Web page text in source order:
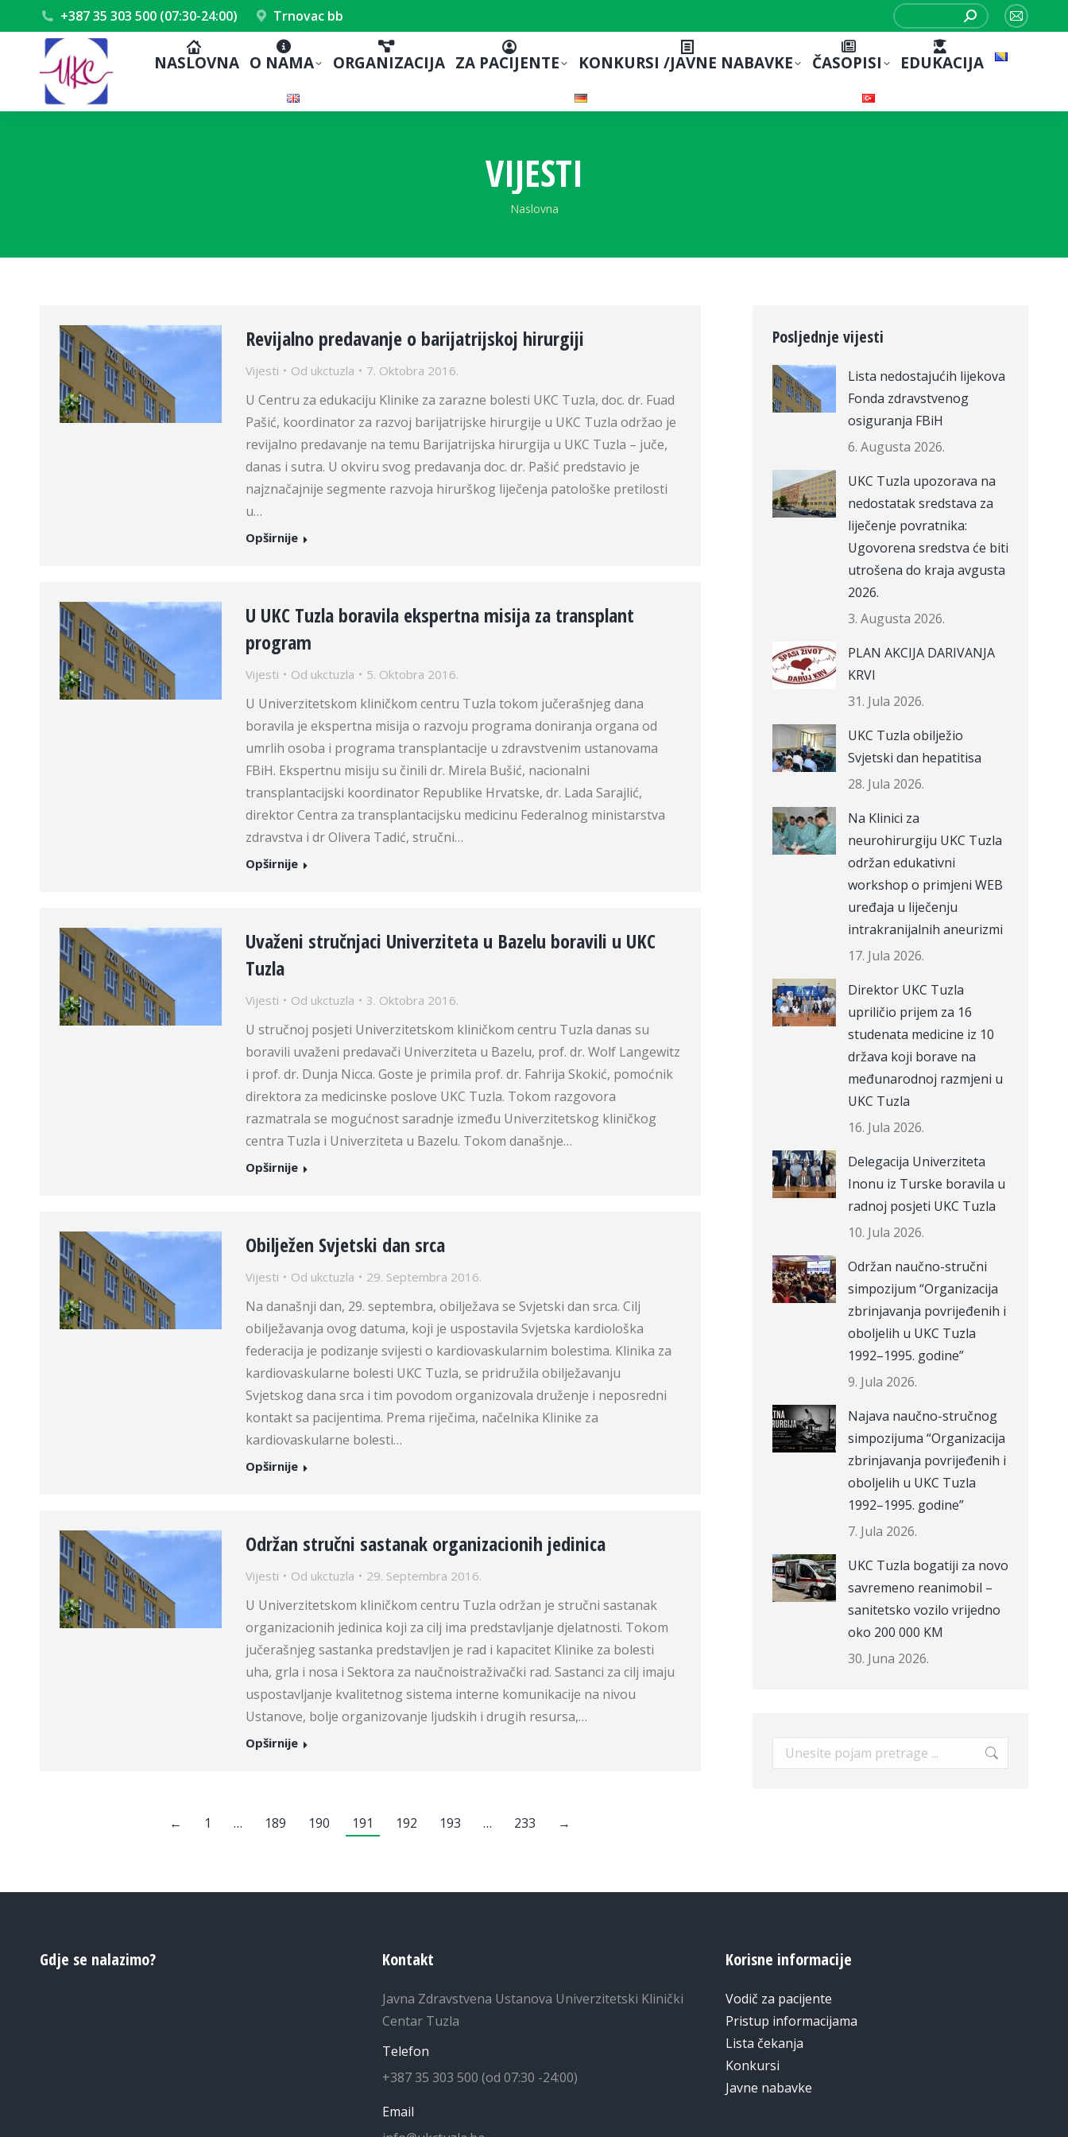
+387 35 303 500 (07:30-24:00) Trnovac bb
Search:
Mail
NASLOVNA O NAMA ORGANIZACIJA ZA PACIJENTE KONKURSI /JAVNE NABAVKE ČASOPISI EDUKACIJA
VIJESTI
You are here:
Naslovna
Revijalno predavanje o barijatrijskoj hirurgiji
Vijesti Od ukctuzla 7. Oktobra 2016.
U Centru za edukaciju Klinike za zarazne bolesti UKC Tuzla, doc. dr. Fuad
Pašić, koordinator za razvoj barijatrijske hirurgije u UKC Tuzla održao je
revijalno predavanje na temu Barijatrijska hirurgija u UKC Tuzla – juče,
danas i sutra. U okviru svog predavanja doc. dr. Pašić predstavio je
najznačajnije segmente razvoja hirurškog liječenja patološke pretilosti
u…
Opširnije
U UKC Tuzla boravila ekspertna misija za transplant
program
Vijesti Od ukctuzla 5. Oktobra 2016.
U Univerzitetskom kliničkom centru Tuzla tokom jučerašnjeg dana
boravila je ekspertna misija o razvoju programa doniranja organa od
umrlih osoba i programa transplantacije u zdravstvenim ustanovama
FBiH. Ekspertnu misiju su činili dr. Mirela Bušić, nacionalni
transplantacijski koordinator Republike Hrvatske, dr. Lada Sarajlić,
direktor Centra za transplantacijsku medicinu Federalnog ministarstva
zdravstva i dr Olivera Tadić, stručni…
Opširnije
Uvaženi stručnjaci Univerziteta u Bazelu boravili u UKC
Tuzla
Vijesti Od ukctuzla 3. Oktobra 2016.
U stručnoj posjeti Univerzitetskom kliničkom centru Tuzla danas su
boravili uvaženi predavači Univerziteta u Bazelu, prof. dr. Wolf Langewitz
i prof. dr. Dunja Nicca. Goste je primila prof. dr. Fahrija Skokić, pomoćnik
direktora za medicinske poslove UKC Tuzla. Tokom razgovora
razmatrala se mogućnost saradnje između Univerzitetskog kliničkog
centra Tuzla i Univerziteta u Bazelu. Tokom današnje…
Opširnije
Obilježen Svjetski dan srca
Vijesti Od ukctuzla 29. Septembra 2016.
Na današnji dan, 29. septembra, obilježava se Svjetski dan srca. Cilj
obilježavanja ovog datuma, koji je uspostavila Svjetska kardiološka
federacija je podizanje svijesti o kardiovaskularnim bolestima. Klinika za
kardiovaskularne bolesti UKC Tuzla, se pridružila obilježavanju
Svjetskog dana srca i tim povodom organizovala druženje i neposredni
kontakt sa pacijentima. Prema riječima, načelnika Klinike za
kardiovaskularne bolesti…
Opširnije
Održan stručni sastanak organizacionih jedinica
Vijesti Od ukctuzla 29. Septembra 2016.
U Univerzitetskom kliničkom centru Tuzla održan je stručni sastanak
organizacionih jedinica koji za cilj ima predstavljanje djelatnosti. Tokom
jučerašnjeg sastanka predstavljen je rad i kapacitet Klinike za bolesti
uha, grla i nosa i Sektora za naučnoistraživački rad. Sastanci za cilj imaju
uspostavljanje kvalitetnog sistema interne komunikacije na nivou
Ustanove, bolje organizovanje ljudskih i drugih resursa,…
Opširnije
← 1 … 189 190 191 192 193 … 233 →
Posljednje vijesti
Lista nedostajućih lijekova
Fonda zdravstvenog
osiguranja FBiH
6. Augusta 2026.
UKC Tuzla upozorava na
nedostatak sredstava za
liječenje povratnika:
Ugovorena sredstva će biti
utrošena do kraja avgusta
2026.
3. Augusta 2026.
PLAN AKCIJA DARIVANJA
KRVI
31. Jula 2026.
UKC Tuzla obilježio
Svjetski dan hepatitisa
28. Jula 2026.
Na Klinici za
neurohirurgiju UKC Tuzla
održan edukativni
workshop o primjeni WEB
uređaja u liječenju
intrakranijalnih aneurizmi
17. Jula 2026.
Direktor UKC Tuzla
upriličio prijem za 16
studenata medicine iz 10
država koji borave na
međunarodnoj razmjeni u
UKC Tuzla
16. Jula 2026.
Delegacija Univerziteta
Inonu iz Turske boravila u
radnoj posjeti UKC Tuzla
10. Jula 2026.
Održan naučno-stručni
simpozijum “Organizacija
zbrinjavanja povrijeđenih i
oboljelih u UKC Tuzla
1992–1995. godine”
9. Jula 2026.
Najava naučno-stručnog
simpozijuma “Organizacija
zbrinjavanja povrijeđenih i
oboljelih u UKC Tuzla
1992–1995. godine”
7. Jula 2026.
UKC Tuzla bogatiji za novo
savremeno reanimobil –
sanitetsko vozilo vrijedno
oko 200 000 KM
30. Juna 2026.
Search:
Gdje se nalazimo? Kontakt
Javna Zdravstvena Ustanova Univerzitetski Klinički
Centar Tuzla
Telefon
+387 35 303 500 (od 07:30 -24:00)
Email
Korisne informacije
Vodič za pacijente
Pristup informacijama
Lista čekanja
Konkursi
Javne nabavke